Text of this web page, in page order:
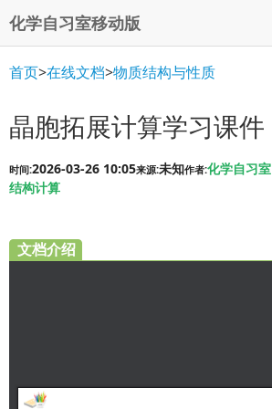
化学自习室移动版
首页>在线文档>物质结构与性质
晶胞拓展计算学习课件
时间:2026-03-26 10:05来源:未知作者:化学自习室
结构计算
文档介绍